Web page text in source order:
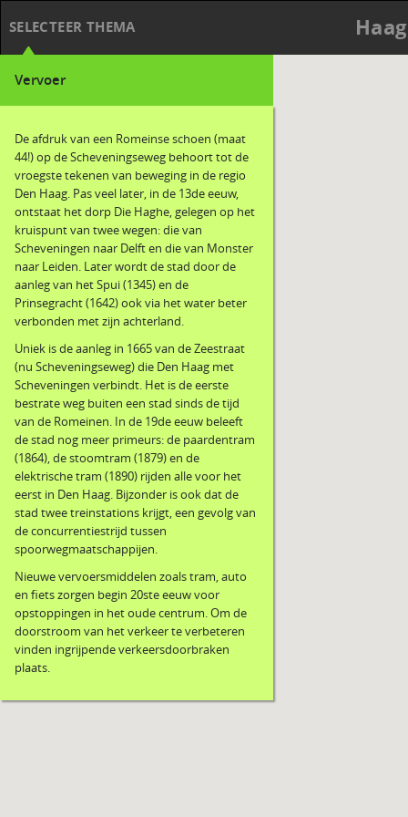
SELECTEER THEMA
Vervoer
De afdruk van een Romeinse schoen (maat
44!) op de Scheveningseweg behoort tot de
vroegste tekenen van beweging in de regio
Den Haag. Pas veel later, in de 13de eeuw,
ontstaat het dorp Die Haghe, gelegen op het
kruispunt van twee wegen: die van
Scheveningen naar Delft en die van Monster
naar Leiden. Later wordt de stad door de
aanleg van het Spui (1345) en de
Prinsegracht (1642) ook via het water beter
verbonden met zijn achterland.
Uniek is de aanleg in 1665 van de Zeestraat
(nu Scheveningseweg) die Den Haag met
Scheveningen verbindt. Het is de eerste
bestrate weg buiten een stad sinds de tijd
van de Romeinen. In de 19de eeuw beleeft
de stad nog meer primeurs: de paardentram
(1864), de stoomtram (1879) en de
elektrische tram (1890) rijden alle voor het
eerst in Den Haag. Bijzonder is ook dat de
stad twee treinstations krijgt, een gevolg van
de concurrentiestrijd tussen
spoorwegmaatschappijen.
Nieuwe vervoersmiddelen zoals tram, auto
en fiets zorgen begin 20ste eeuw voor
opstoppingen in het oude centrum. Om de
doorstroom van het verkeer te verbeteren
vinden ingrijpende verkeersdoorbraken
plaats.